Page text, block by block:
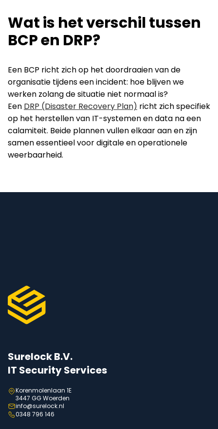
Wat is het verschil tussen
BCP en DRP?
Een BCP richt zich op het doordraaien van de
organisatie tijdens een incident: hoe blijven we
werken zolang de situatie niet normaal is?
Een DRP (Disaster Recovery Plan) richt zich specifiek
op het herstellen van IT-systemen en data na een
calamiteit. Beide plannen vullen elkaar aan en zijn
samen essentieel voor digitale en operationele
weerbaarheid.
Surelock B.V.
IT Security Services
Korenmolenlaan 1E
3447 GG Woerden
info@surelock.nl
0348 796 146